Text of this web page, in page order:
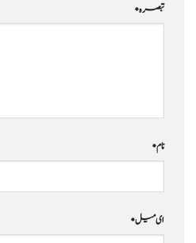
تبصرہ*
نام*
ای میل*